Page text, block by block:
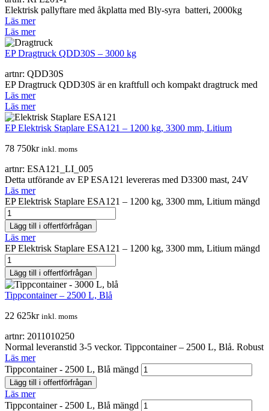
Elektrisk pallyftare med åkplatta med Bly-syra batteri, 2000kg
Läs mer
Läs mer
EP Dragtruck QDD30S – 3000 kg
artnr: QDD30S
EP Dragtruck QDD30S är en kraftfull och kompakt dragtruck med
Läs mer
Läs mer
EP Elektrisk Staplare ESA121 – 1200 kg, 3300 mm, Litium
78 750kr inkl. moms
artnr: ESA121_LI_005
Detta utförande av EP ESA121 levereras med D3300 mast, 24V
Läs mer
EP Elektrisk Staplare ESA121 – 1200 kg, 3300 mm, Litium mängd
Lägg till i offertförfrågan
Läs mer
EP Elektrisk Staplare ESA121 – 1200 kg, 3300 mm, Litium mängd
Lägg till i offertförfrågan
Tippcontainer – 2500 L, Blå
22 625kr inkl. moms
artnr: 2011010250
Normal leveranstid 3-5 veckor. Tippcontainer – 2500 L, Blå. Robust
Läs mer
Tippcontainer - 2500 L, Blå mängd
Lägg till i offertförfrågan
Läs mer
Tippcontainer - 2500 L, Blå mängd